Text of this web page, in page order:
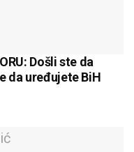
Došli ste da
da uređujete BiH